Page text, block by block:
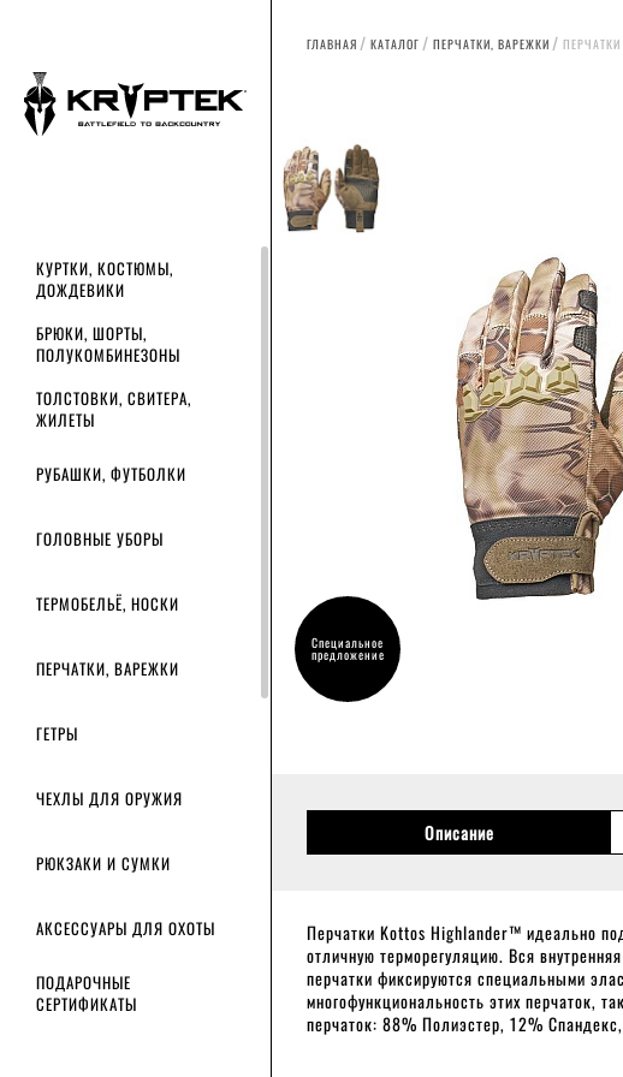
КУРТКИ, КОСТЮМЫ,
ДОЖДЕВИКИ
БРЮКИ, ШОРТЫ,
ПОЛУКОМБИНЕЗОНЫ
ТОЛСТОВКИ, СВИТЕРА,
ЖИЛЕТЫ
РУБАШКИ, ФУТБОЛКИ
ГОЛОВНЫЕ УБОРЫ
ТЕРМОБЕЛЬЁ, НОСКИ
ПЕРЧАТКИ, ВАРЕЖКИ
ГЕТРЫ
ЧЕХЛЫ ДЛЯ ОРУЖИЯ
РЮКЗАКИ И СУМКИ
АКСЕССУАРЫ ДЛЯ ОХОТЫ
ПОДАРОЧНЫЕ
СЕРТИФИКАТЫ
ГЛАВНАЯ КАТАЛОГ ПЕРЧАТКИ, ВАРЕЖКИ ПЕРЧАТКИ
Специальное
предложение
Описание
Перчатки Kottos Highlander™ идеально
отличную терморегуляцию. Вся
перчатки фиксируются специальными
многофункциональность этих перчаток,
перчаток: 88% Полиэстер, 12%